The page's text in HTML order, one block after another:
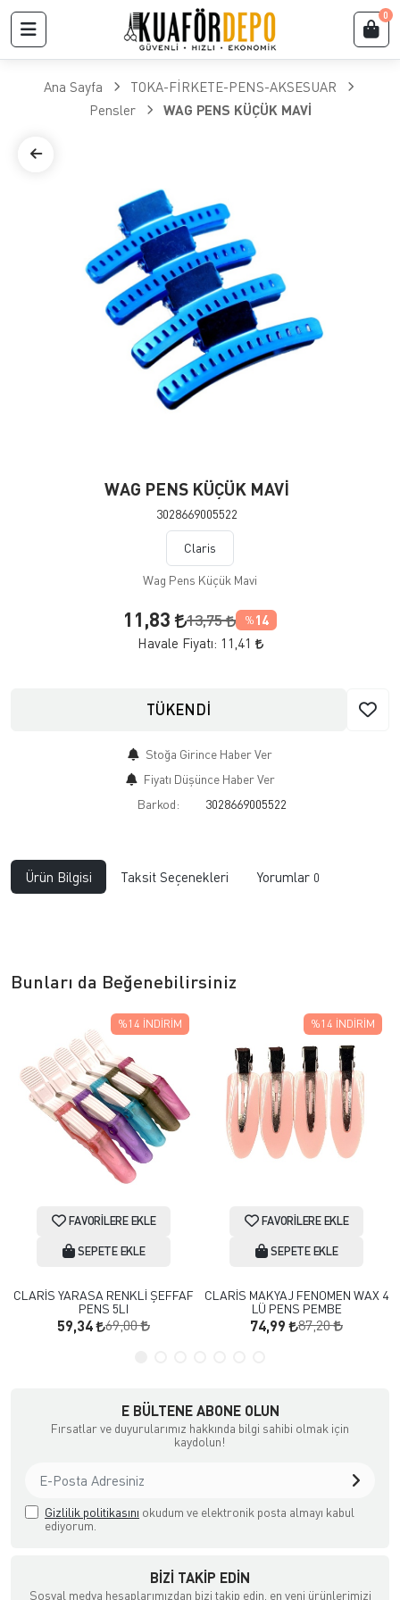
0
Ana Sayfa
TOKA-FİRKETE-PENS-AKSESUAR
Pensler
WAG PENS KÜÇÜK MAVİ
WAG PENS KÜÇÜK MAVİ
3028669005522
Claris
Wag Pens Küçük Mavi
11,83 13,75 % 14
Havale Fiyatı: 11,41
TÜKENDİ
Stoğa Girince Haber Ver
Fiyatı Düşünce Haber Ver
Barkod:
3028669005522
Ürün Bilgisi Taksit Seçenekleri Yorumlar 0
Bunları da Beğenebilirsiniz
FAVORILERE EKLE
SEPETE EKLE
CLARİS YARASA RENKLİ ŞEFFAF
PENS 5LI
59,34 69,00
%14 İNDIRIM
FAVORILERE EKLE
SEPETE EKLE
CLARİS MAKYAJ FENOMEN WAX 4
LÜ PENS PEMBE
74,99 87,20
%14 İNDIRIM
E BÜLTENE ABONE OLUN
Fırsatlar ve duyurularımız hakkında bilgi sahibi olmak için
kaydolun!
Gizlilik politikasını okudum ve elektronik posta almayı kabul
ediyorum.
BIZI TAKIP EDIN
Sosyal medya hesaplarımızdan bizi takip edin, en yeni ürünlerimizi